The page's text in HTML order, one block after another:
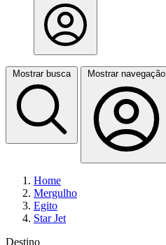
Mostrar busca Mostrar navegação
Home
Mergulho
Egito
Star Jet
Destino